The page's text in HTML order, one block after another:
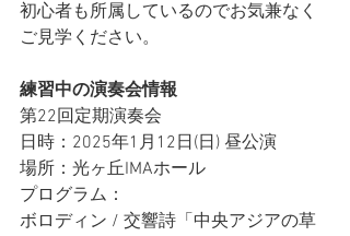
初心者も所属しているのでお気兼なく
ご見学ください。
練習中の演奏会情報
第22回定期演奏会
日時：2025年1月12日(日) 昼公演
場所：光ヶ丘IMAホール
プログラム：
ボロディン / 交響詩「中央アジアの草